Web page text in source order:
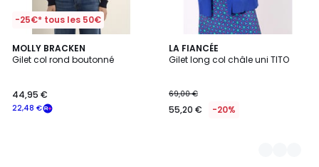
-25€* tous les 50€
MOLLY BRACKEN
Gilet col rond boutonné
22,48 €
44,95 €
LA FIANCÉE
Gilet long col châle uni TITO
69,00 €
55,20 € -20%
4
Couleurs